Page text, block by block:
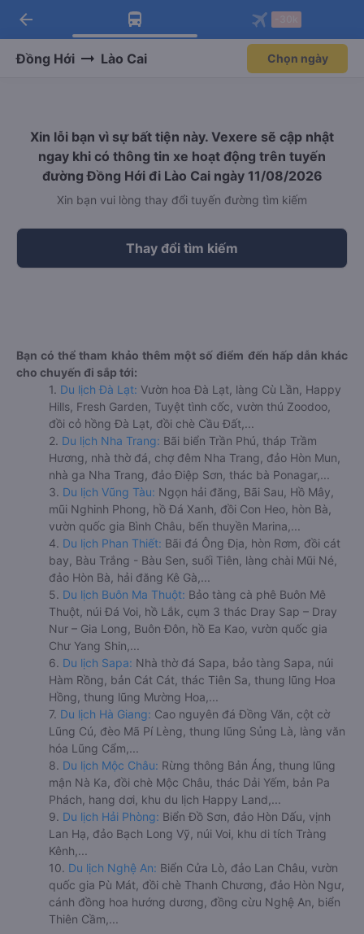
Tải app Vexere ngay!
Nhận ưu đãi thành viên độc
Mở app
Tải app Vexere
-30k/ghế khi đặt vé máy bay qua
Mở app
arrow_back
Đồng Hới Lào Cai Chọn ngày
Xin lỗi bạn vì sự bất tiện này. Vexere sẽ cập nhật
ngay khi có thông tin xe hoạt động trên tuyến
đường Đồng Hới đi Lào Cai ngày 11/08/2026
Xin bạn vui lòng thay đổi tuyến đường tìm kiếm
Thay đổi tìm kiếm
Bạn có thể tham khảo thêm một số điểm đến hấp dẫn khác
cho chuyến đi sắp tới:
1. Du lịch Đà Lạt: Vườn hoa Đà Lạt, làng Cù Lần, Happy
Hills, Fresh Garden, Tuyệt tình cốc, vườn thú Zoodoo,
đồi cỏ hồng Đà Lạt, đồi chè Cầu Đất,...
2. Du lịch Nha Trang: Bãi biển Trần Phú, tháp Trầm
Hương, nhà thờ đá, chợ đêm Nha Trang, đảo Hòn Mun,
nhà ga Nha Trang, đảo Điệp Sơn, thác bà Ponagar,...
3. Du lịch Vũng Tàu: Ngọn hải đăng, Bãi Sau, Hồ Mây,
mũi Nghinh Phong, hồ Đá Xanh, đồi Con Heo, hòn Bà,
vườn quốc gia Bình Châu, bến thuyền Marina,...
4. Du lịch Phan Thiết: Bãi đá Ông Địa, hòn Rơm, đồi cát
bay, Bàu Trắng - Bàu Sen, suối Tiên, làng chài Mũi Né,
đảo Hòn Bà, hải đăng Kê Gà,...
5. Du lịch Buôn Ma Thuột: Bảo tàng cà phê Buôn Mê
Thuột, núi Đá Voi, hồ Lắk, cụm 3 thác Dray Sap – Dray
Nur – Gia Long, Buôn Đôn, hồ Ea Kao, vườn quốc gia
Chư Yang Shin,...
6. Du lịch Sapa: Nhà thờ đá Sapa, bảo tàng Sapa, núi
Hàm Rồng, bản Cát Cát, thác Tiên Sa, thung lũng Hoa
Hồng, thung lũng Mường Hoa,...
7. Du lịch Hà Giang: Cao nguyên đá Đồng Văn, cột cờ
Lũng Cú, đèo Mã Pí Lèng, thung lũng Sủng Là, làng văn
hóa Lũng Cẩm,...
8. Du lịch Mộc Châu: Rừng thông Bản Áng, thung lũng
mận Nà Ka, đồi chè Mộc Châu, thác Dải Yếm, bản Pa
Phách, hang dơi, khu du lịch Happy Land,...
9. Du lịch Hải Phòng: Biển Đồ Sơn, đảo Hòn Dấu, vịnh
Lan Hạ, đảo Bạch Long Vỹ, núi Voi, khu di tích Tràng
Kênh,...
10. Du lịch Nghệ An: Biển Cửa Lò, đảo Lan Châu, vườn
quốc gia Pù Mát, đồi chè Thanh Chương, đảo Hòn Ngư,
cánh đồng hoa hướng dương, đồng cừu Nghệ An, biển
Thiên Cầm,...